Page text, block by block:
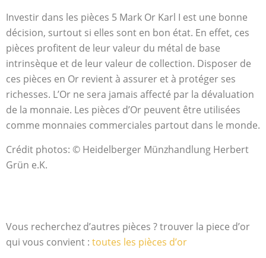
Investir dans les pièces 5 Mark Or Karl I est une bonne
décision, surtout si elles sont en bon état. En effet, ces
pièces profitent de leur valeur du métal de base
intrinsèque et de leur valeur de collection. Disposer de
ces pièces en Or revient à assurer et à protéger ses
richesses. L’Or ne sera jamais affecté par la dévaluation
de la monnaie. Les pièces d’Or peuvent être utilisées
comme monnaies commerciales partout dans le monde.
Crédit photos: © Heidelberger Münzhandlung Herbert
Grün e.K.
Vous recherchez d’autres pièces ? trouver la piece d’or
qui vous convient : toutes les pièces d’or